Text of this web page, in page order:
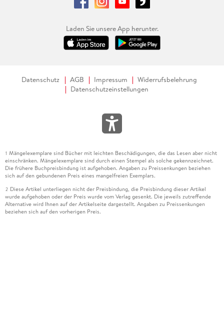
Laden Sie unsere App herunter.
Datenschutz AGB Impressum
Widerrufsbelehrung
Datenschutzeinstellungen
1 Mängelexemplare sind Bücher mit leichten Beschädigungen, die das Lesen aber nicht
einschränken. Mängelexemplare sind durch einen Stempel als solche gekennzeichnet.
Die frühere Buchpreisbindung ist aufgehoben. Angaben zu Preissenkungen beziehen
sich auf den gebundenen Preis eines mangelfreien Exemplars.
2 Diese Artikel unterliegen nicht der Preisbindung, die Preisbindung dieser Artikel
wurde aufgehoben oder der Preis wurde vom Verlag gesenkt. Die jeweils zutreffende
Alternative wird Ihnen auf der Artikelseite dargestellt. Angaben zu Preissenkungen
beziehen sich auf den vorherigen Preis.